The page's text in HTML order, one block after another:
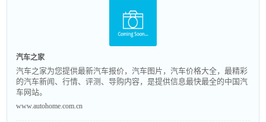
汽车之家
汽车之家为您提供最新汽车报价，汽车图片，汽车价格大全，最精彩
的汽车新闻、行情、评测、导购内容，是提供信息最快最全的中国汽
车网站。
www.autohome.com.cn